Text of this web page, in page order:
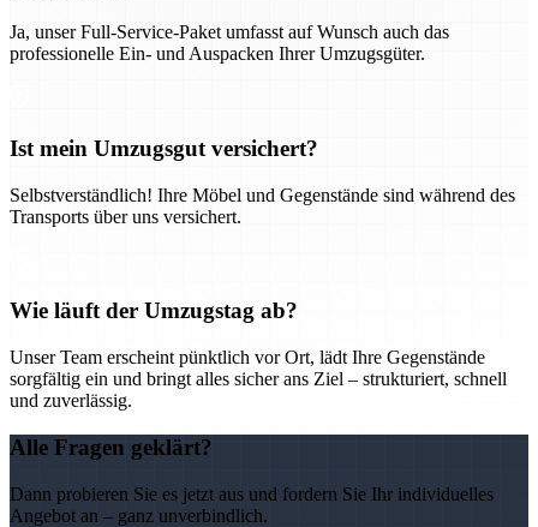
Ja, unser Full-Service-Paket umfasst auf Wunsch auch das
professionelle Ein- und Auspacken Ihrer Umzugsgüter.
Ist mein Umzugsgut versichert?
Selbstverständlich! Ihre Möbel und Gegenstände sind während des
Transports über uns versichert.
Wie läuft der Umzugstag ab?
Unser Team erscheint pünktlich vor Ort, lädt Ihre Gegenstände
sorgfältig ein und bringt alles sicher ans Ziel – strukturiert, schnell
und zuverlässig.
Alle Fragen geklärt?
Dann probieren Sie es jetzt aus und fordern Sie Ihr individuelles
Angebot an – ganz unverbindlich.